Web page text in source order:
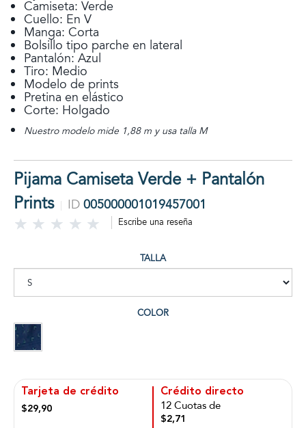
Camiseta: Verde
Cuello: En V
Manga: Corta
Bolsillo tipo parche en lateral
Pantalón: Azul
Tiro: Medio
Modelo de prints
Pretina en elástico
Corte: Holgado
Nuestro modelo mide 1,88 m y usa talla M
Pijama Camiseta Verde + Pantalón
Prints
ID 005000001019457001
Escribe una reseña
TALLA
COLOR
Tarjeta de crédito
$29,90
Crédito directo
12 Cuotas de
$2,71